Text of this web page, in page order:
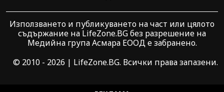
Използването и публикуването на част или цялото
съдържание на LifeZone.BG без разрешение на
Медийна група Асмара ЕООД е забранено.
© 2010 - 2026 | LifeZone.BG. Всички права запазени.